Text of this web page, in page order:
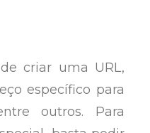
criar uma URL,
específico para
outros. Para